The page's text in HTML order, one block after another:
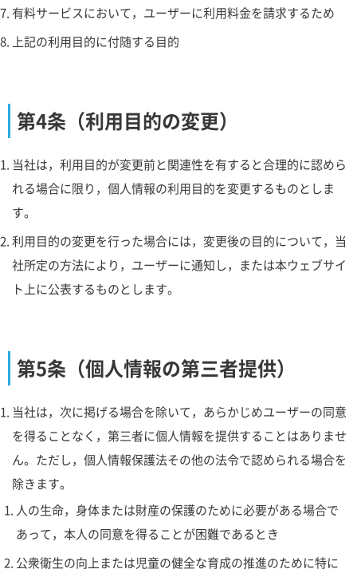
有料サービスにおいて，ユーザーに利用料金を請求するため
上記の利用目的に付随する目的
第4条（利用目的の変更）
当社は，利用目的が変更前と関連性を有すると合理的に認めら
れる場合に限り，個人情報の利用目的を変更するものとしま
す。
利用目的の変更を行った場合には，変更後の目的について，当
社所定の方法により，ユーザーに通知し，または本ウェブサイ
ト上に公表するものとします。
第5条（個人情報の第三者提供）
当社は，次に掲げる場合を除いて，あらかじめユーザーの同意
を得ることなく，第三者に個人情報を提供することはありませ
ん。ただし，個人情報保護法その他の法令で認められる場合を
除きます。
人の生命，身体または財産の保護のために必要がある場合で
あって，本人の同意を得ることが困難であるとき
公衆衛生の向上または児童の健全な育成の推進のために特に